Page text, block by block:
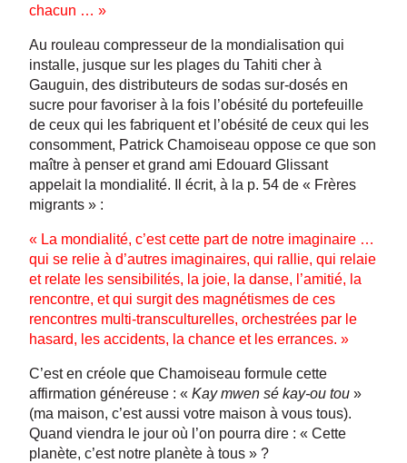
chacun … »
Au rouleau compresseur de la mondialisation qui
installe, jusque sur les plages du Tahiti cher à
Gauguin, des distributeurs de sodas sur-dosés en
sucre pour favoriser à la fois l’obésité du portefeuille
de ceux qui les fabriquent et l’obésité de ceux qui les
consomment, Patrick Chamoiseau oppose ce que son
maître à penser et grand ami Edouard Glissant
appelait la mondialité. Il écrit, à la p. 54 de « Frères
migrants » :
« La mondialité, c’est cette part de notre imaginaire …
qui se relie à d’autres imaginaires, qui rallie, qui relaie
et relate les sensibilités, la joie, la danse, l’amitié, la
rencontre, et qui surgit des magnétismes de ces
rencontres multi-transculturelles, orchestrées par le
hasard, les accidents, la chance et les errances. »
C’est en créole que Chamoiseau formule cette
affirmation généreuse : « Kay mwen sé kay-ou tou »
(ma maison, c’est aussi votre maison à vous tous).
Quand viendra le jour où l’on pourra dire : « Cette
planète, c’est notre planète à tous » ?